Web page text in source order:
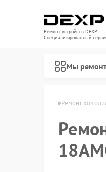
Ремонт устройств DEXP
Специализированный
Мы
Ремонт